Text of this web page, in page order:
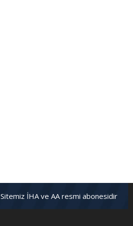
Sitemiz İHA ve AA resmi abonesidir